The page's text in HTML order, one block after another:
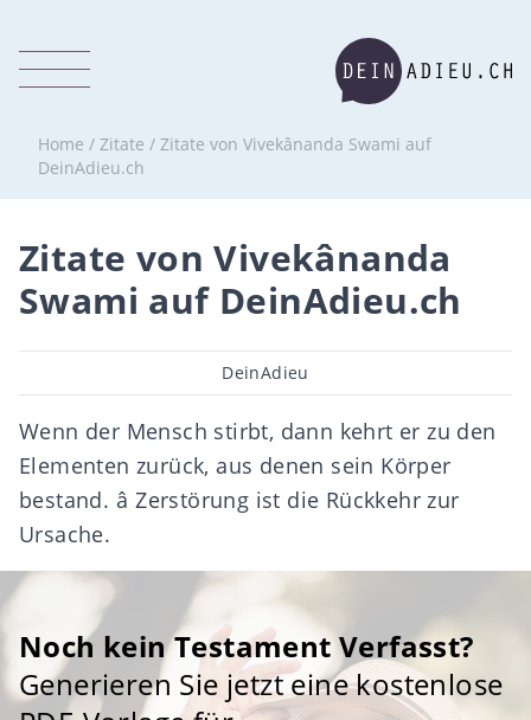
Home / Zitate / Zitate von Vivekânanda Swami auf
DeinAdieu.ch
Zitate von Vivekânanda
Swami auf DeinAdieu.ch
Beitragsautor
DeinAdieu
Wenn der Mensch stirbt, dann kehrt er zu den
Elementen zurück, aus denen sein Körper
bestand. â Zerstörung ist die Rückkehr zur
Ursache.
Noch kein Testament Verfasst?
Generieren Sie jetzt eine kostenlose